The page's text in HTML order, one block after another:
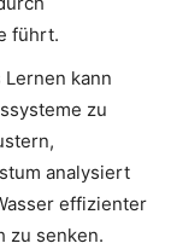
führt.
kann
zu
analysiert
effizienter
zu senken.